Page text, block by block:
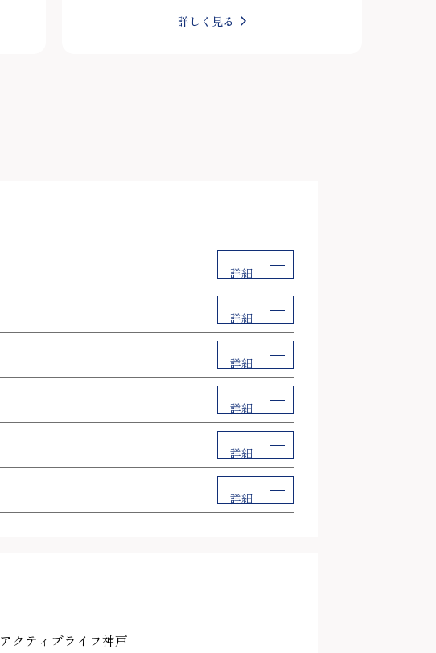
詳しく見る
詳細
詳細
詳細
詳細
詳細
詳細
アクティブライフ神戸